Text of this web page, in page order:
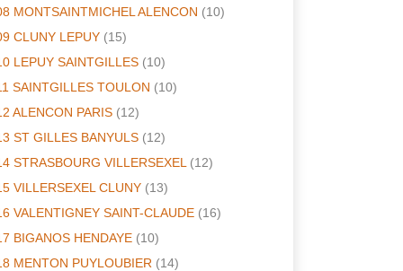
MONTSAINTMICHEL ALENCON (10)
CLUNY LEPUY (15)
LEPUY SAINTGILLES (10)
SAINTGILLES TOULON (10)
ALENCON PARIS (12)
ST GILLES BANYULS (12)
STRASBOURG VILLERSEXEL (12)
VILLERSEXEL CLUNY (13)
VALENTIGNEY SAINT-CLAUDE (16)
BIGANOS HENDAYE (10)
MENTON PUYLOUBIER (14)